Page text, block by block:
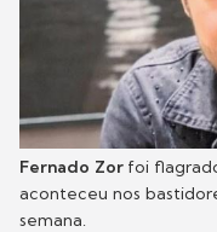
Fernado Zorfoi
aconteceu nos
semana.